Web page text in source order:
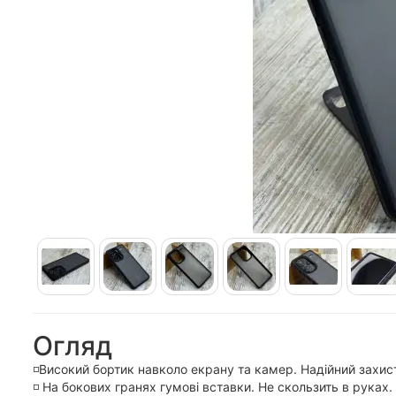
Огляд
◽️Високий бортик навколо екрану та камер. Надійний
◽️ На бокових гранях гумові вставки. Не скользить в руках.